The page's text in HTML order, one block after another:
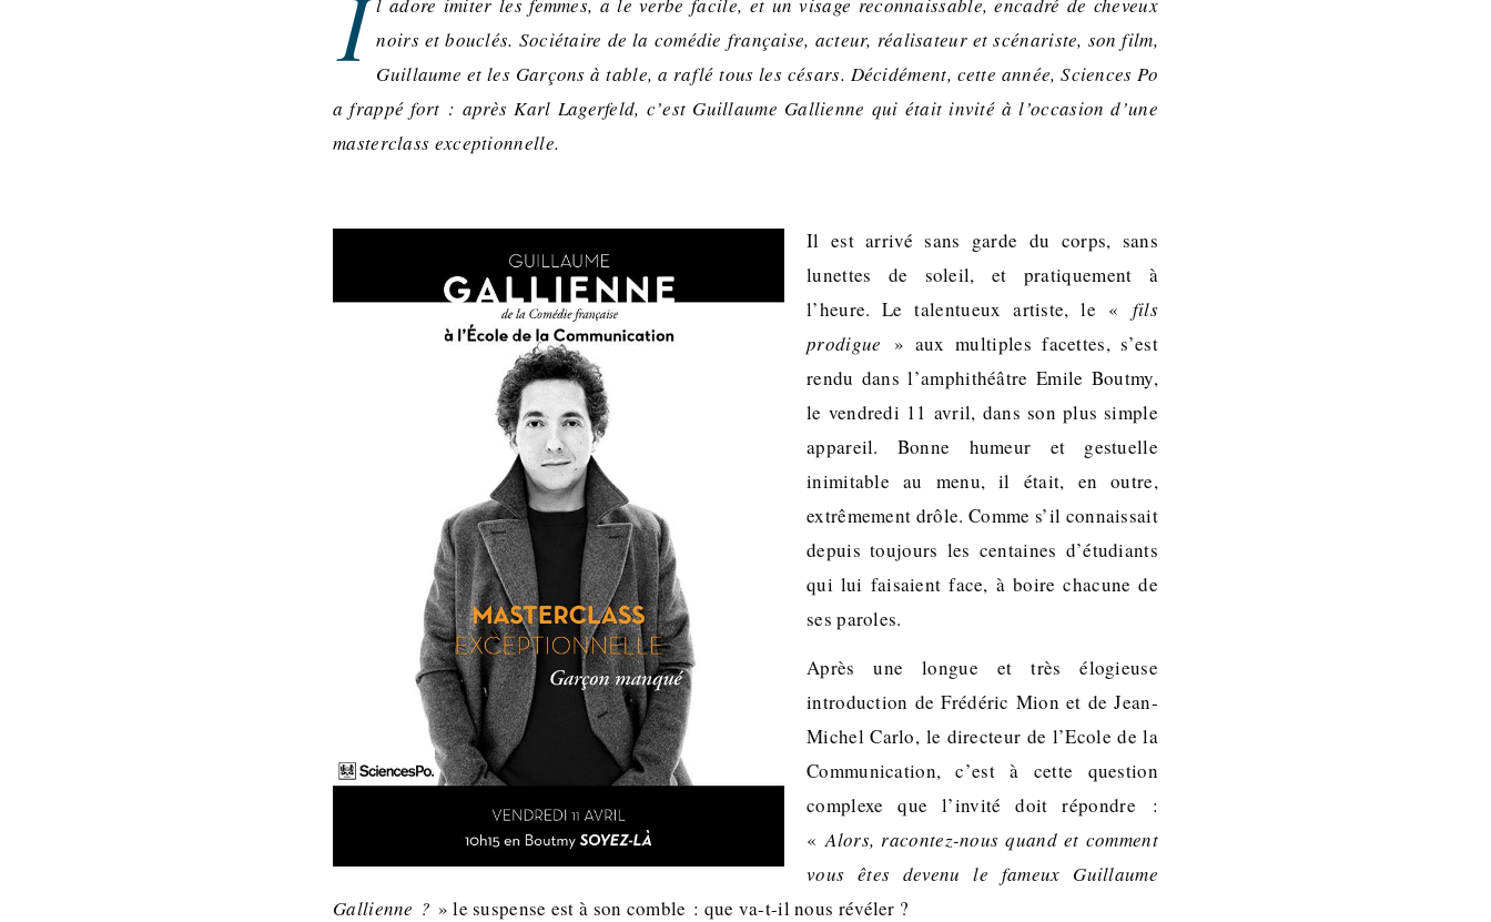
I noirs et bouclés. Sociétaire de la comédie française, acteur, réalisateur et scénariste, son film,
Guillaume et les Garçons à table, a raflé tous les césars. Décidément, cette année, Sciences Po
a frappé fort : après Karl Lagerfeld, c’est Guillaume Gallienne qui était invité à l’occasion d’une
masterclass exceptionnelle.
Il est arrivé sans garde du corps, sans
lunettes de soleil, et pratiquement à
l’heure. Le talentueux artiste, le « fils
prodigue » aux multiples facettes, s’est
rendu dans l’amphithéâtre Emile Boutmy,
le vendredi 11 avril, dans son plus simple
appareil. Bonne humeur et gestuelle
inimitable au menu, il était, en outre,
extrêmement drôle. Comme s’il connaissait
depuis toujours les centaines d’étudiants
qui lui faisaient face, à boire chacune de
ses paroles.
Après une longue et très élogieuse
introduction de Frédéric Mion et de Jean-
Michel Carlo, le directeur de l’Ecole de la
Communication, c’est à cette question
complexe que l’invité doit répondre :
«Alors, racontez-nous quand et comment
vous êtes devenu le fameux Guillaume
Gallienne ? » le suspense est à son comble : que va-t-il nous révéler ?